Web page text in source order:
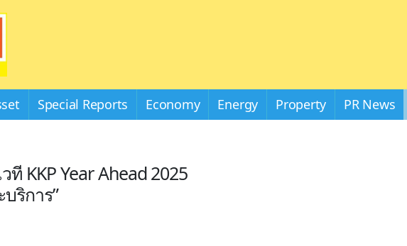
Special Reports Economy Energy Property PR News
KKP Year Ahead 2025
ริการ”